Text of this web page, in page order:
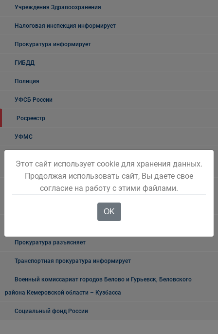
Учреждения Здравоохранения
Налоговая инспекция информирует
Прокуратура информирует
ГИБДД
Полиция
УФСБ России
Росреестр
УФМС
Территориальный Центр занятости населения города Белово
Таможня
О проведении публичных мероприятий
Прокуратура разъясняет
Транспортная прокуратура информирует
Военный комиссариат городов Белово и Гурьевск, Беловского
района Кемеровской области – Кузбасса
Социальный фонд России
Этот сайт использует cookie для хранения данных.
Продолжая использовать сайт, Вы даете свое
согласие на работу с этими файлами.
OK